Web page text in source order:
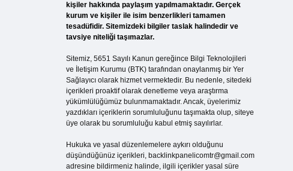
kişiler hakkında paylaşım yapılmamaktadır. Gerçek
kurum ve kişiler ile isim benzerlikleri tamamen
tesadüfidir. Sitemizdeki bilgiler taslak halindedir ve
tavsiye niteliği taşımazlar.
Sitemiz, 5651 Sayılı Kanun gereğince Bilgi Teknolojileri
ve İletişim Kurumu (BTK) tarafından onaylanmış bir Yer
Sağlayıcı olarak hizmet vermektedir. Bu nedenle, sitedeki
içerikleri proaktif olarak denetleme veya araştırma
yükümlülüğümüz bulunmamaktadır. Ancak, üyelerimiz
yazdıkları içeriklerin sorumluluğunu taşımakta olup, siteye
üye olarak bu sorumluluğu kabul etmiş sayılırlar.
Hukuka ve yasal düzenlemelere aykırı olduğunu
düşündüğünüz içerikleri, backlinkpanelicomtr@gmail.com
adresine bildirmeniz halinde, ilgili içerikler yasal süre